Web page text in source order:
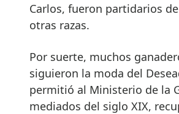
Carlos, fueron partidarios
otras razas.
Por suerte, muchos
siguieron la moda del
permitió al Ministerio de la
mediados del siglo XIX,